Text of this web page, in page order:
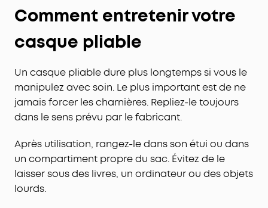
votre casque ne repose pas correctement sur vos
oreilles. *Testé par soundcore dans des conditions
de laboratoire.
VOYAGEZ AVEC DU SON HAUTE RÉSOLUTION
Space One prennent en charge le codec LDAC
pour un son sans fil haute résolution, restituant 3
fois plus de détails que les codecs Bluetooth
standard pour une écoute riche en détails sans
40 HEURES D'AUTONOMIE AVEC ANC: Embarquez
pour des voyages merveilleux grâce à 40 heures
d'autonomie avec ANC activé. Les 55 heures de
musique en continu avec ANC désactivé
garantissent un divertissement prolongé sans
Comment entretenir votre
casque pliable
Un casque pliable dure plus longtemps si vous le
manipulez avec soin. Le plus important est de ne
jamais forcer les charnières. Repliez-le toujours
dans le sens prévu par le fabricant.
Après utilisation, rangez-le dans son étui ou dans
un compartiment propre du sac. Évitez de le
laisser sous des livres, un ordinateur ou des objets
lourds.